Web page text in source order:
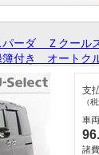
パーダ Ｚクー
付き オートク
支
（
車
諸